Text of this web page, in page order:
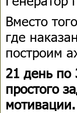
Вместо
где
построим
21 день по
простого
мотивации.